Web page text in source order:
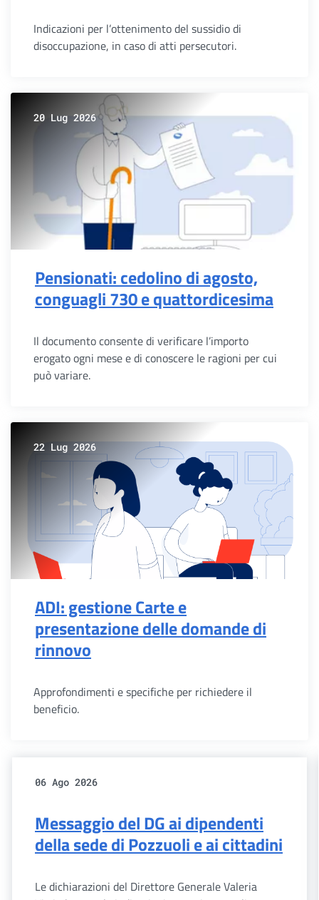
Indicazioni per l’ottenimento del sussidio di
disoccupazione, in caso di atti persecutori.
20 Lug 2026
Pensionati: cedolino di agosto,
conguagli 730 e quattordicesima
Il documento consente di verificare l’importo
erogato ogni mese e di conoscere le ragioni per cui
può variare.
22 Lug 2026
ADI: gestione Carte e
presentazione delle domande di
rinnovo
Approfondimenti e specifiche per richiedere il
beneficio.
06 Ago 2026
Messaggio del DG ai dipendenti
della sede di Pozzuoli e ai cittadini
Le dichiarazioni del Direttore Generale Valeria